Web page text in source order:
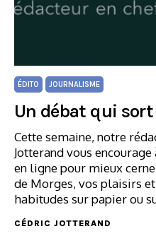
ÉDITO JOURNALISME
Un débat qui
Cette semaine, notre
Jotterand vous
en ligne pour mieux
de Morges, vos plaisirs
habitudes sur papier ou
CÉDRIC JOTTERAND